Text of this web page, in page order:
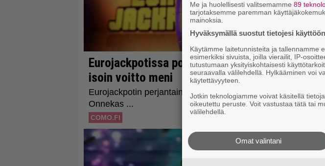
Me ja huolellisesti valitsemamme 89
tarjotaksemme paremman
mainoksia.
Hyväksymällä suostut tietojesi
Käytämme laitetunnisteita ja tallennamme
esimerkiksi sivuista, joilla vierailit, IP-
tutustumaan yksityiskohtaisesti
seuraavalla välilehdellä. Hylkääminen voi
käytettävyyteen.
Jotkin teknologiamme voivat käsitellä
oikeutettu peruste. Voit vastustaa tätä tai
välilehdellä.
Omat valintani